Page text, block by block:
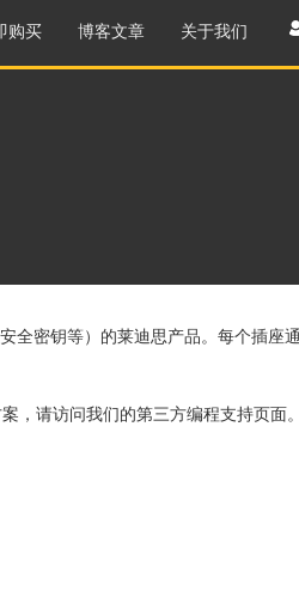
购买 博客文章 关于我们
密钥等）的莱迪思产品。每个插座
，请访问我们的第三方编程支持页面。